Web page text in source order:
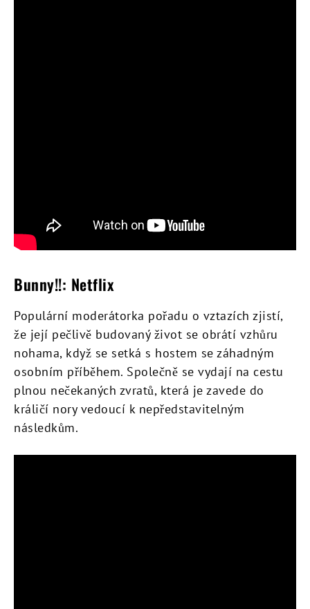
Bunny!!: Netflix
Populární moderátorka pořadu o vztazích zjistí,
že její pečlivě budovaný život se obrátí vzhůru
nohama, když se setká s hostem se záhadným
osobním příběhem. Společně se vydají na cestu
plnou nečekaných zvratů, která je zavede do
králičí nory vedoucí k nepředstavitelným
následkům.